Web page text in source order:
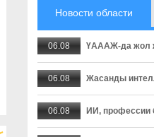
Новости области
06.08 ҮАААЖ-да жол
06.08 Жасанды
06.08 ИИ, профессии